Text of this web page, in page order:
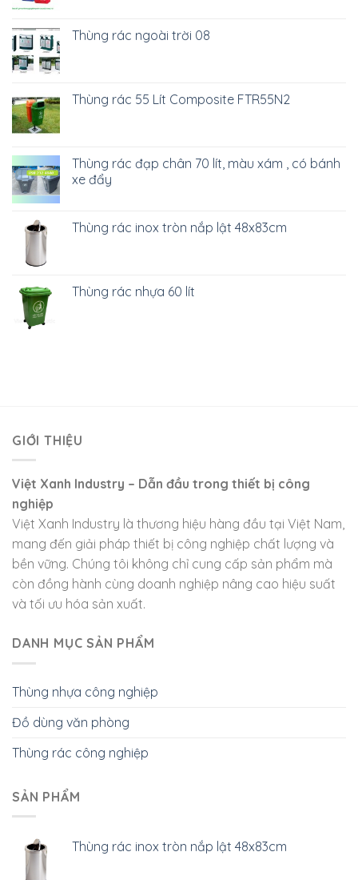
Thùng rác ngoài trời 08
Thùng rác 55 Lít Composite FTR55N2
Thùng rác đạp chân 70 lít, màu xám , có bánh
xe đẩy
Thùng rác inox tròn nắp lật 48x83cm
Thùng rác nhựa 60 lít
GIỚI THIỆU
Việt Xanh Industry – Dẫn đầu trong thiết bị công
nghiệp
Việt Xanh Industry là thương hiệu hàng đầu tại Việt Nam,
mang đến giải pháp thiết bị công nghiệp chất lượng và
bền vững. Chúng tôi không chỉ cung cấp sản phẩm mà
còn đồng hành cùng doanh nghiệp nâng cao hiệu suất
và tối ưu hóa sản xuất.
DANH MỤC SẢN PHẨM
Thùng nhựa công nghiệp
Đồ dùng văn phòng
Thùng rác công nghiệp
SẢN PHẨM
Thùng rác inox tròn nắp lật 48x83cm